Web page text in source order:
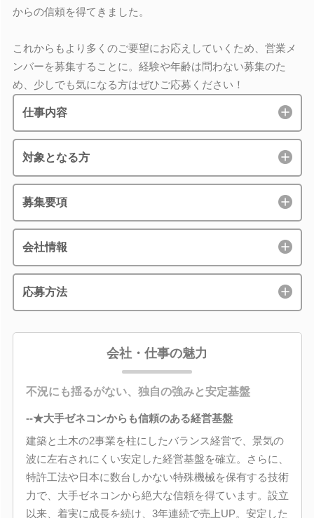
からの信頼を得てきました。
これからもより多くのご要望にお応えしていくため、営業メ
ンバーを募集することに。経験や年齢は問わない募集のた
め、少しでも気になる方はぜひご応募ください！
仕事内容
対象となる方
募集要項
会社情報
応募方法
会社・仕事の魅力
不況にも揺るがない、独自の強みと安定基盤
--★大手ゼネコンからも信頼のある経営基盤
建築と土木の2事業を柱にしたバランス経営で、景気の
波に左右されにくい安定した経営基盤を確立。さらに、
特許工法や日本に数台しかない特殊機械を保有する技術
力で、大手ゼネコンから絶大な信頼を得ています。設立
以来、着実に成長を続け、3年連続で売上UP。安定した